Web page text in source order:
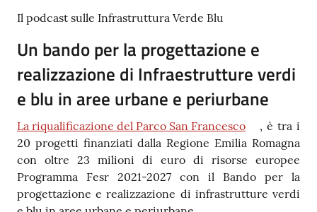
Contenuto
Il podcast sulle Infrastruttura Verde Blu
Un bando per la progettazione e
realizzazione di Infraestrutture verdi
e blu in aree urbane e periurbane
La riqualificazione del Parco San Francesco
, è tra i
20 progetti finanziati dalla Regione Emilia Romagna
con oltre 23 milioni di euro di risorse europee
Programma Fesr 2021-2027 con il Bando per la
progettazione e realizzazione di infrastrutture verdi